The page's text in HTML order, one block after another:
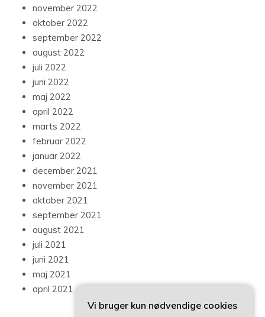
november 2022
oktober 2022
september 2022
august 2022
juli 2022
juni 2022
maj 2022
april 2022
marts 2022
februar 2022
januar 2022
december 2021
november 2021
oktober 2021
september 2021
august 2021
juli 2021
juni 2021
maj 2021
april 2021
Vi bruger kun nødvendige cookies